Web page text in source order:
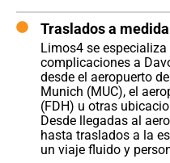
Traslados a
Limos4 se
complicaciones a
desde el aeropuerto
Munich (MUC), el
(FDH) u otras
Desde llegadas al
hasta traslados a la
un viaje fluido y